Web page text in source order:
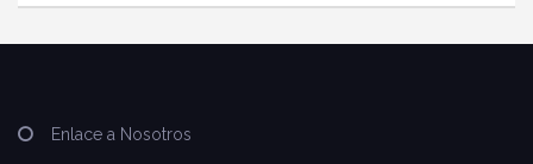
Enlace a Nosotros